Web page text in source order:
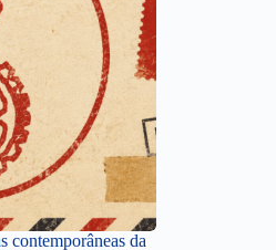
contemporâneas da